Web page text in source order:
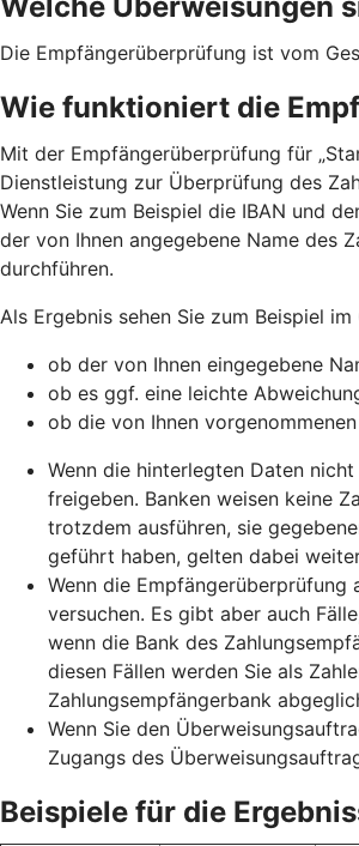
Die Empfängerüberprüfung ist vom
Wie funktioniert die
Mit der Empfängerüberprüfung für
Dienstleistung zur Überprüfung des
Wenn Sie zum Beispiel die IBAN und
der von Ihnen angegebene Name des
durchführen.
Als Ergebnis sehen Sie zum Beispiel
ob der von Ihnen eingegebene
ob es ggf. eine leichte
ob die von Ihnen
Wenn die hinterlegten Daten
freigeben. Banken weisen keine
trotzdem ausführen, sie
geführt haben, gelten dabei
Wenn die
versuchen. Es gibt aber auch
wenn die Bank des
diesen Fällen werden Sie als
Zahlungsempfängerbank
Wenn Sie den
Zugangs des
Beispiele für die